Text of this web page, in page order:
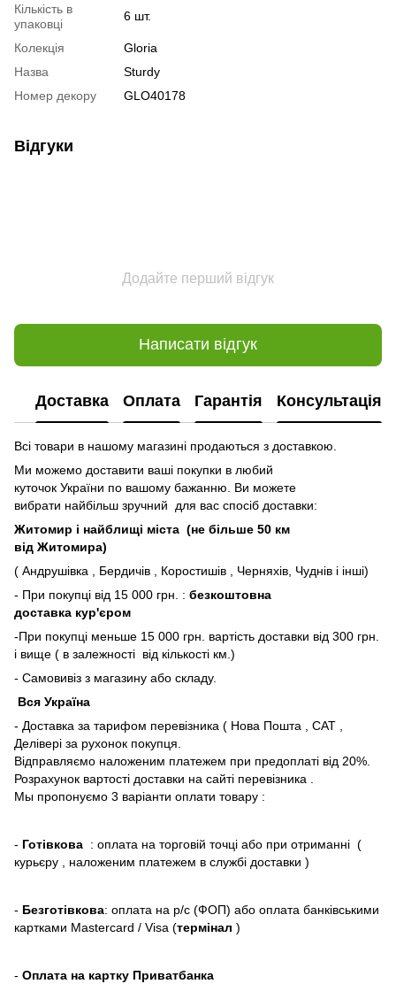
Кількість в
упаковці
6 шт.
Колекція
Gloria
Назва
Sturdy
Номер декору
GLO40178
Відгуки
Додайте перший відгук
Написати відгук
Доставка Оплата Гарантія Консультація
Всі товари в нашому магазині продаються з доставкою.
Ми можемо доставити ваші покупки в любий
куточок України по вашому бажанню. Ви можете
вибрати найбільш зручний для вас спосіб доставки:
Житомир і найблищі міста (не більше 50 км
від Житомира)
( Андрушівка , Бердичів , Коростишів , Черняхів, Чуднів і інші)
- При покупці від 15 000 грн. : безкоштовна
доставка кур'єром
-При покупці меньше 15 000 грн. вартість доставки від 300 грн.
і вище ( в залежності від кількості км.)
- Самовивіз з магазину або складу.
Вся Україна
- Доставка за тарифом перевізника ( Нова Пошта , САТ ,
Делівері за рухонок покупця.
Відправляємо наложеним платежем при предоплаті від 20%.
Розрахунок вартості доставки на сайті перевізника .
Мы пропонуємо 3 варіанти оплати товару :
- Готівкова : оплата на торговій точці або при отриманні (
курьєру , наложеним платежем в службі доставки )
- Безготівкова: оплата на р/с (ФОП) або оплата банківськими
картками Mastercard / Visa (термінал )
- Оплата на картку Приватбанка